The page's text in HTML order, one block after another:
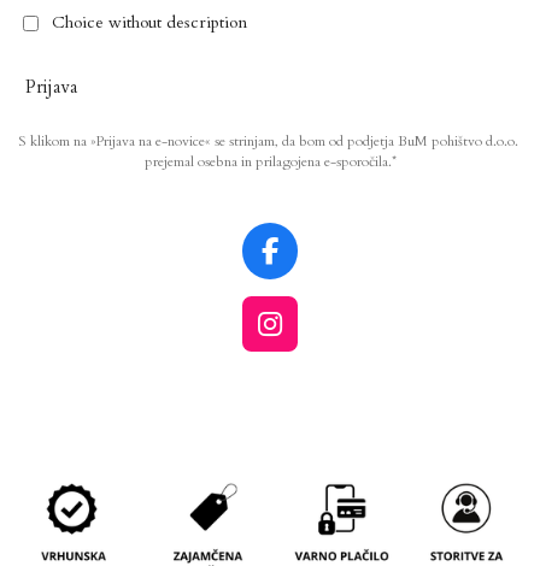
Choice without description
Prijava
S klikom na »Prijava na e-novice« se strinjam, da bom od podjetja BuM pohištvo d.o.o.
prejemal osebna in prilagojena e-sporočila.*
F
a
c
e
I
n